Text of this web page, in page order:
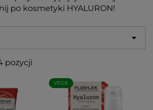
po kosmetyki HYALURON!

pozycji
VEGE